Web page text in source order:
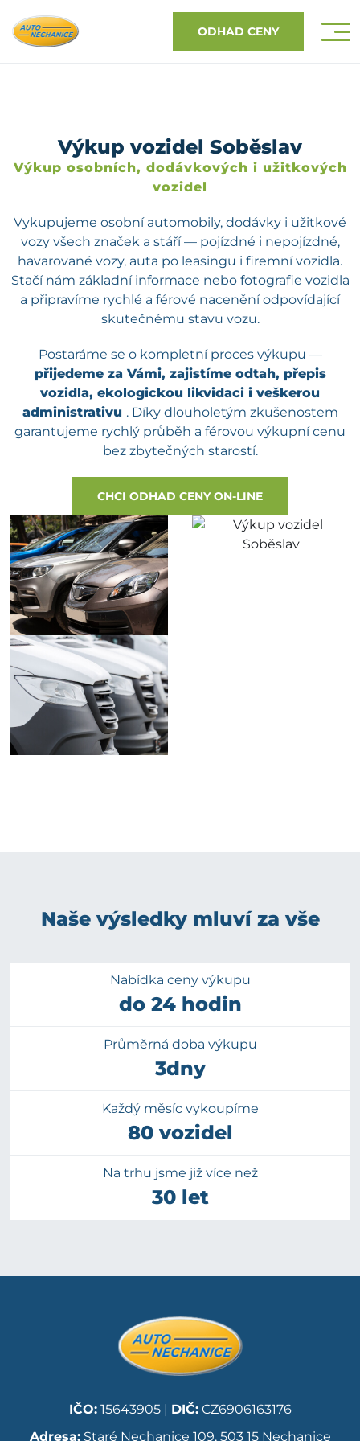
ODHAD CENY
Výkup vozidel Soběslav
Výkup osobních, dodávkových i užitkových
vozidel
Vykupujeme osobní automobily, dodávky i užitkové
vozy všech značek a stáří — pojízdné i nepojízdné,
havarované vozy, auta po leasingu i firemní vozidla.
Stačí nám základní informace nebo fotografie vozidla
a připravíme rychlé a férové nacenění odpovídající
skutečnému stavu vozu.
Postaráme se o kompletní proces výkupu —
přijedeme za Vámi, zajistíme odtah, přepis
vozidla, ekologickou likvidaci i veškerou
administrativu . Díky dlouholetým zkušenostem
garantujeme rychlý průběh a férovou výkupní cenu
bez zbytečných starostí.
CHCI ODHAD CENY ON-LINE
Naše výsledky mluví za vše
Nabídka ceny výkupu
do 24 hodin
Průměrná doba výkupu
3dny
Každý měsíc vykoupíme
80 vozidel
Na trhu jsme již více než
30 let
IČO:15643905 | DIČ:CZ6906163176
Adresa:Staré Nechanice 109, 503 15 Nechanice